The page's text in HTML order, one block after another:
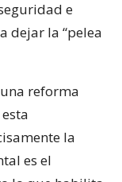
e
dejar la “pelea
reforma
la
es el